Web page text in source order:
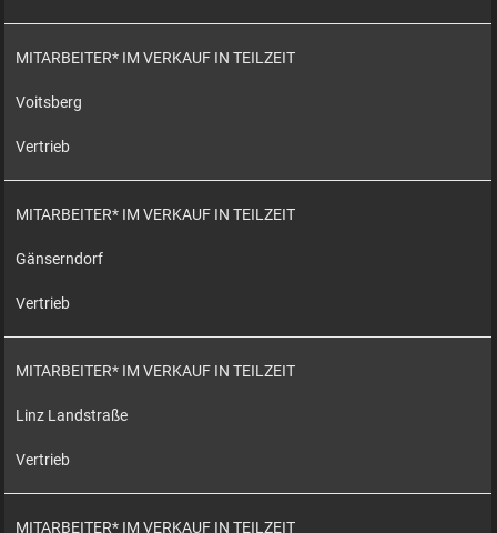
MITARBEITER* IM VERKAUF IN TEILZEIT
Voitsberg
Vertrieb
MITARBEITER* IM VERKAUF IN TEILZEIT
Gänserndorf
Vertrieb
MITARBEITER* IM VERKAUF IN TEILZEIT
Linz Landstraße
Vertrieb
MITARBEITER* IM VERKAUF IN TEILZEIT